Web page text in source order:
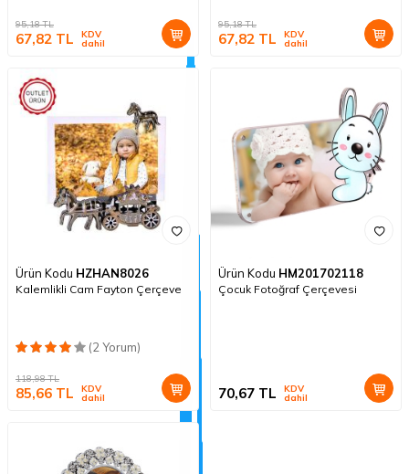
95,18TL
67,82 TL KDV
dahil
95,18TL
67,82 TL KDV
dahil
Ürün Kodu HZHAN8026
Kalemlikli Cam Fayton Çerçeve
(2 Yorum)
118,98TL
85,66 TL KDV
dahil
Ürün Kodu HM201702118
Çocuk Fotoğraf Çerçevesi
70,67 TL KDV
dahil